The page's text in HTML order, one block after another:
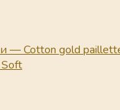
— Cotton gold